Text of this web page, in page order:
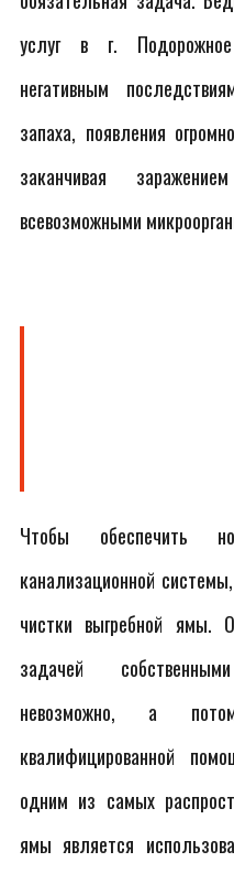
услуг в г.
негативным
запаха, появления
заканчивая
всевозможными
Чтобы обеспечить
канализационной
чистки выгребной ямы.
задачей
невозможно, а
квалифицированной
одним из самых
ямы является